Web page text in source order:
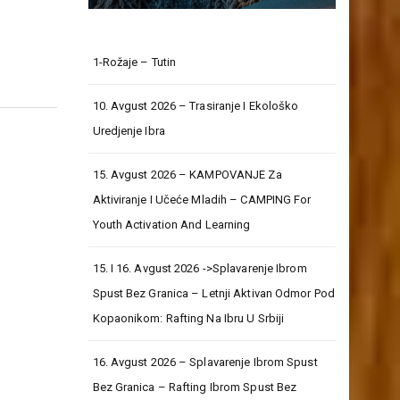
1-Rožaje – Tutin
10. Avgust 2026 – Trasiranje I Ekološko
Uredjenje Ibra
15. Avgust 2026 – KAMPOVANJE Za
Aktiviranje I Učeće Mladih – CAMPING For
Youth Activation And Learning
15. I 16. Avgust 2026 ->Splavarenje Ibrom
Spust Bez Granica – Letnji Aktivan Odmor Pod
Kopaonikom: Rafting Na Ibru U Srbiji
16. Avgust 2026 – Splavarenje Ibrom Spust
Bez Granica – Rafting Ibrom Spust Bez